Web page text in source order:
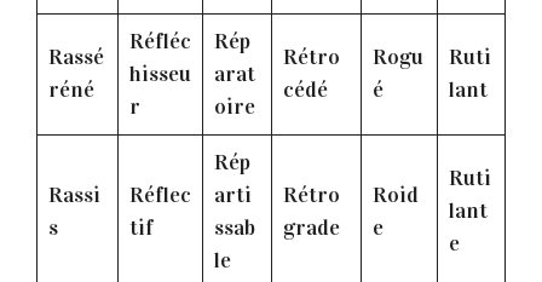
Rassé
réné
Réfléc
hisseu
r
Rép
arat
oire
Rétro
cédé
Rogu
é
Ruti
lant
Rassi
s
Réflec
tif
Rép
arti
ssab
le
Rétro
grade
Roid
e
Ruti
lant
e